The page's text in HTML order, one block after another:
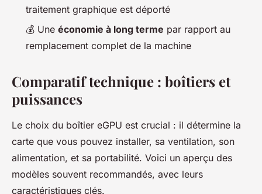
traitement graphique est déporté
💰 Une économie à long terme par rapport au
remplacement complet de la machine
Comparatif technique : boîtiers et
puissances
Le choix du boîtier eGPU est crucial : il détermine la
carte que vous pouvez installer, sa ventilation, son
alimentation, et sa portabilité. Voici un aperçu des
modèles souvent recommandés, avec leurs
caractéristiques clés.